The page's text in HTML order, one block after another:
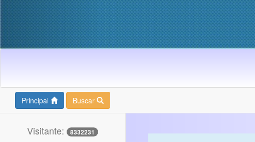
Principal Buscar
Visitante: 8332231